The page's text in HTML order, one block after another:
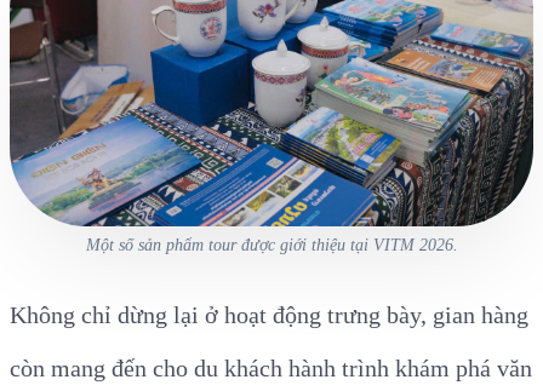
Một số sản phẩm tour được giới thiệu tại VITM 2026.
Không chỉ dừng lại ở hoạt động trưng bày, gian hàng
còn mang đến cho du khách hành trình khám phá văn